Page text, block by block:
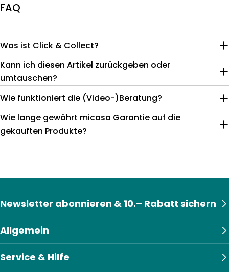
FAQ
Was ist Click & Collect?
Kann ich diesen Artikel zurückgeben oder
umtauschen?
Wie funktioniert die (Video-)Beratung?
Wie lange gewährt micasa Garantie auf die
gekauften Produkte?
Allgemein
Service & Hilfe
Newsletter abonnieren & 10.– Rabatt sichern